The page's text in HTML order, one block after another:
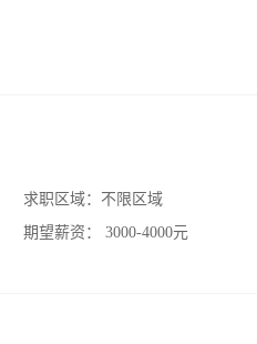
求职区域： 不限区域
期望薪资：
3000-4000元